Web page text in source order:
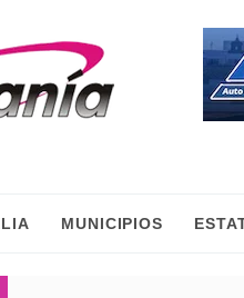
MUNICIPIOS